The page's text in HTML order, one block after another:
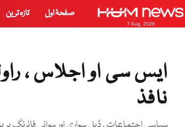
7 Aug, 2026
صفحۂ اول تازہ ترین
نافذ